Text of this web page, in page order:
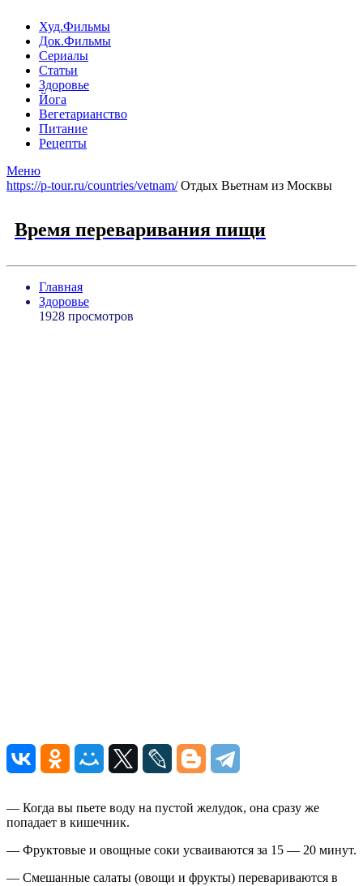
Худ.Фильмы
Док.Фильмы
Сериалы
Статьи
Здоровье
Йога
Вегетарианство
Питание
Рецепты
Меню
https://p-tour.ru/countries/vetnam/Отдых Вьетнам из Москвы
Время переваривания пищи
Главная
Здоровье
1928 просмотров
— Когда вы пьете воду на пустой желудок, она сразу же
попадает в кишечник.
— Фруктовые и овощные соки усваиваются за 15 — 20 минут.
— Смешанные салаты (овощи и фрукты) перевариваются в